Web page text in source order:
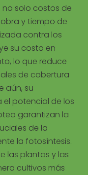
solo costos de
y tiempo de
contra los
su costo en
lo que reduce
de cobertura
aún, su
potencial de los
garantizan la
de la
la fotosíntesis.
las plantas y las
cultivos más